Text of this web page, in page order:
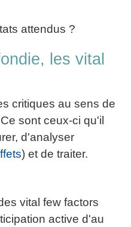
attendus ?
les vital
critiques au sens de
sont ceux-ci qu'il
d'analyser
) et de traiter.
vital few factors
active d'au